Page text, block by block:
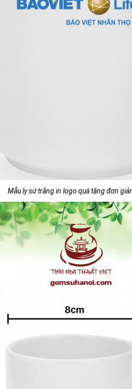
Mẫu ly sứ trắng in logo quà tặng đơn